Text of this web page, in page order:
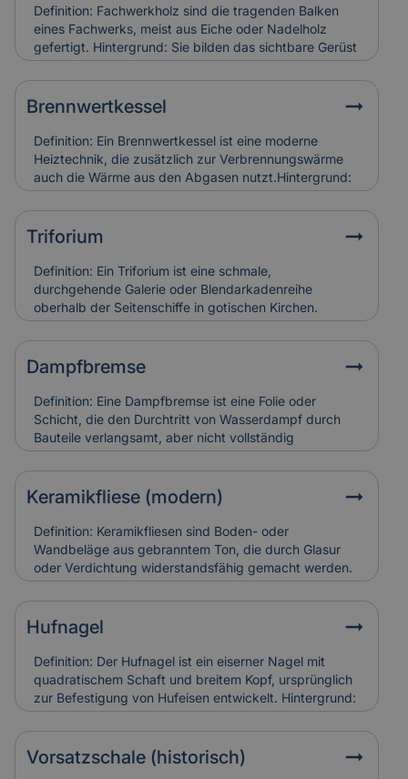
Definition: Fachwerkholz sind die tragenden Balken
eines Fachwerks, meist aus Eiche oder Nadelholz
gefertigt. Hintergrund: Sie bilden das sichtbare Gerüst
der Konstruktion und sind durch Zapfen, Dübel oder
Verblattungen miteinander verbunden. Fachwerkholz
bestimmt Stabilität und Erscheinungsbild eines
oder Schädlingsbefall am Fachwerkholz führen zu
hohen Restaurierungskosten, die Versicherungen bei
denkmalgerechter Instandsetzung berücksichtigen.
Brennwertkessel
Definition: Ein Brennwertkessel ist eine moderne
Heiztechnik, die zusätzlich zur Verbrennungswärme
auch die Wärme aus den Abgasen nutzt.Hintergrund:
Dadurch arbeitet der Kessel besonders effizient und
spart Energie im Vergleich zu älteren Heizsystemen. In
Alt- und Denkmalgebäuden wird er häufig in
eingesetzt.Relevanz für Versicherung:
Brennwertkessel senken Betriebskosten, erfordern
aber eine regelmäßige Wartung. Schäden durch
Kondensat oder Abgasfehler werden in der
Gebäudeversicherung individuell bewertet.
Triforium
Definition: Ein Triforium ist eine schmale,
durchgehende Galerie oder Blendarkadenreihe
oberhalb der Seitenschiffe in gotischen Kirchen.
Hintergrund: Es dient vor allem der Gliederung der
Innenwand und trägt zur Lichtführung und optischen
Tiefe des Raumes bei. Relevanz für Versicherung:
Schäden an Triforien sind häufig schwer zugänglich
und teuer in der Restaurierung. Versicherungen
bewerten sie entsprechend ihres künstlerischen und
baulichen Werts.
Dampfbremse
Definition: Eine Dampfbremse ist eine Folie oder
Schicht, die den Durchtritt von Wasserdampf durch
Bauteile verlangsamt, aber nicht vollständig
verhindert.Hintergrund: Sie wird vor allem in Dach-
und Wandkonstruktionen eingesetzt, um
Feuchtigkeitsansammlungen in der Dämmung zu
vermeiden. So bleibt die Bausubstanz trocken und
schimmelresistent.Relevanz für Versicherung: Falsch
verlegte Dampfbremsen können Feuchtigkeitsschäden
verursachen. Versicherungen berücksichtigen sie bei
der Schadensanalyse und Bewertung der
Bauausführung.
Keramikfliese (modern)
Definition: Keramikfliesen sind Boden- oder
Wandbeläge aus gebranntem Ton, die durch Glasur
oder Verdichtung widerstandsfähig gemacht werden.
Hintergrund: Moderne Varianten sind besonders
langlebig, pflegeleicht und in vielen Designs erhältlich.
Sie werden häufig zur Sanierung älterer Gebäude
eingesetzt, um historische Räume zeitgemäß nutzbar
zu machen. Relevanz für Versicherung: Keramikfliesen
gelten als robust, können aber bei
Leitungswasserschäden hohe Reparaturkosten
verursachen, wenn sie vollständig ersetzt werden
müssen.
Hufnagel
Definition: Der Hufnagel ist ein eiserner Nagel mit
quadratischem Schaft und breitem Kopf, ursprünglich
zur Befestigung von Hufeisen entwickelt. Hintergrund:
In historischen Gebäuden fand er auch als
Befestigungselement in Holzbau oder Dachdeckung
Verwendung. Alte Hufnägel sind oft handgeschmiedet
und zeugen von traditioneller Bauweise. Relevanz für
Vorsatzschale (historisch)